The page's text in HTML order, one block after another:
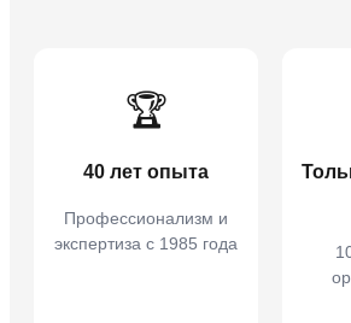
🏆
40 лет опыта
Профессионализм и
экспертиза с 1985 года